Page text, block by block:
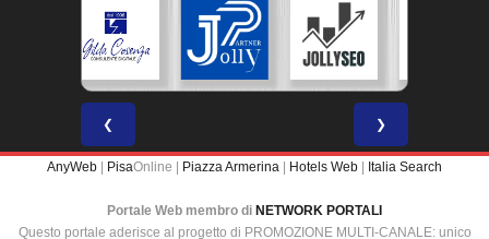
❮ ❯
AnyWeb | PisaOnline | Piazza Armerina | Hotels Web | Italia Search
Portale Web membro di NETWORK PORTALI
Questo portale aderisce al progetto di PROMOZIONE MULTI-CANALE: unico